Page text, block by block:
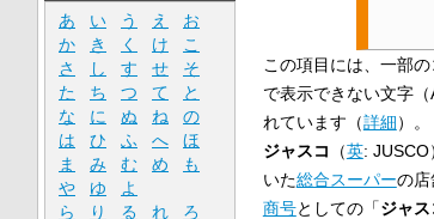
この項目には、一部
で表示できない文字
れています （詳細） 。
ジャスコ （英: JUSCO
いた総合スーパーの店
商号としての「ジャ
あ い う え
お
か
き く け
こ
さ
し す せ
そ
た
ち つ て
と
な
に ぬ ね
の
は
ひ ふ へ
ほ
ま
み む め
も
や
ゆ
よ
ら
り る れ
ろ